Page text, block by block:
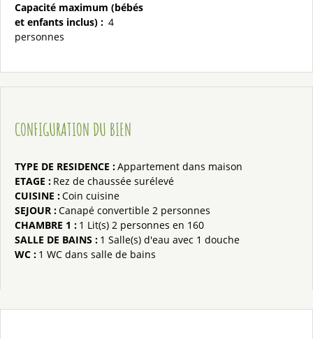
Capacité maximum (bébés
et enfants inclus) : 4
personnes
CONFIGURATION DU BIEN
TYPE DE RESIDENCE :Appartement dans maison
ETAGE : Rez de chaussée surélevé
CUISINE :Coin cuisine
SEJOUR :Canapé convertible 2 personnes
CHAMBRE 1 : 1 Lit(s) 2 personnes en 160
SALLE DE BAINS : 1 Salle(s) d'eau avec 1 douche
WC : 1 WC dans salle de bains